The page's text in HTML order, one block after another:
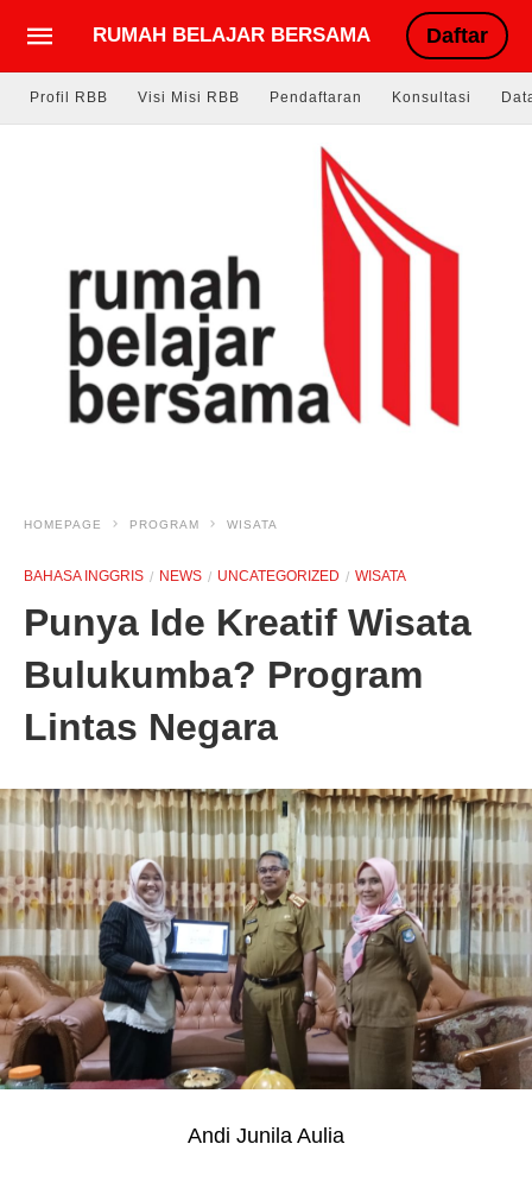
RUMAH BELAJAR BERSAMA Daftar
Profil RBB Visi Misi RBB Pendaftaran Konsultasi
HOMEPAGE PROGRAM WISATA
BAHASA INGGRIS NEWS UNCATEGORIZED WISATA
Punya Ide Kreatif Wisata
Bulukumba? Program
Lintas Negara
Andi Junila Aulia